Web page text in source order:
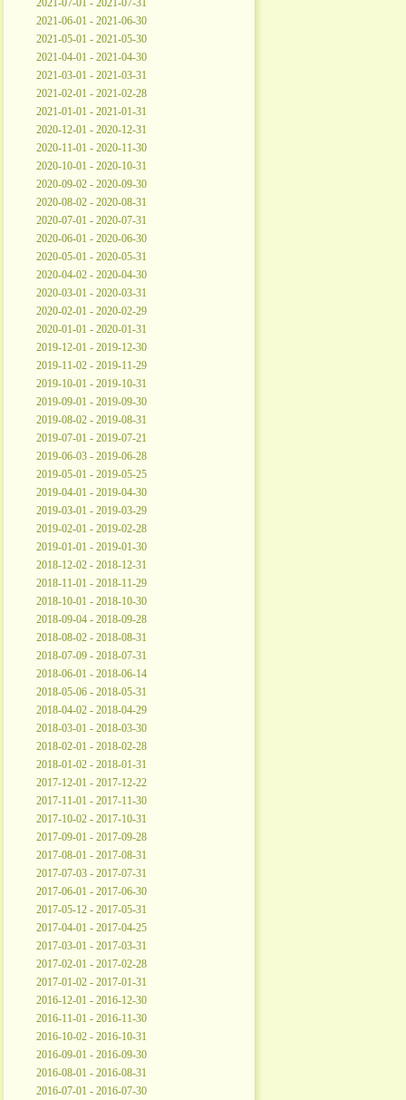
2021-07-01 - 2021-07-31
2021-06-01 - 2021-06-30
2021-05-01 - 2021-05-30
2021-04-01 - 2021-04-30
2021-03-01 - 2021-03-31
2021-02-01 - 2021-02-28
2021-01-01 - 2021-01-31
2020-12-01 - 2020-12-31
2020-11-01 - 2020-11-30
2020-10-01 - 2020-10-31
2020-09-02 - 2020-09-30
2020-08-02 - 2020-08-31
2020-07-01 - 2020-07-31
2020-06-01 - 2020-06-30
2020-05-01 - 2020-05-31
2020-04-02 - 2020-04-30
2020-03-01 - 2020-03-31
2020-02-01 - 2020-02-29
2020-01-01 - 2020-01-31
2019-12-01 - 2019-12-30
2019-11-02 - 2019-11-29
2019-10-01 - 2019-10-31
2019-09-01 - 2019-09-30
2019-08-02 - 2019-08-31
2019-07-01 - 2019-07-21
2019-06-03 - 2019-06-28
2019-05-01 - 2019-05-25
2019-04-01 - 2019-04-30
2019-03-01 - 2019-03-29
2019-02-01 - 2019-02-28
2019-01-01 - 2019-01-30
2018-12-02 - 2018-12-31
2018-11-01 - 2018-11-29
2018-10-01 - 2018-10-30
2018-09-04 - 2018-09-28
2018-08-02 - 2018-08-31
2018-07-09 - 2018-07-31
2018-06-01 - 2018-06-14
2018-05-06 - 2018-05-31
2018-04-02 - 2018-04-29
2018-03-01 - 2018-03-30
2018-02-01 - 2018-02-28
2018-01-02 - 2018-01-31
2017-12-01 - 2017-12-22
2017-11-01 - 2017-11-30
2017-10-02 - 2017-10-31
2017-09-01 - 2017-09-28
2017-08-01 - 2017-08-31
2017-07-03 - 2017-07-31
2017-06-01 - 2017-06-30
2017-05-12 - 2017-05-31
2017-04-01 - 2017-04-25
2017-03-01 - 2017-03-31
2017-02-01 - 2017-02-28
2017-01-02 - 2017-01-31
2016-12-01 - 2016-12-30
2016-11-01 - 2016-11-30
2016-10-02 - 2016-10-31
2016-09-01 - 2016-09-30
2016-08-01 - 2016-08-31
2016-07-01 - 2016-07-30